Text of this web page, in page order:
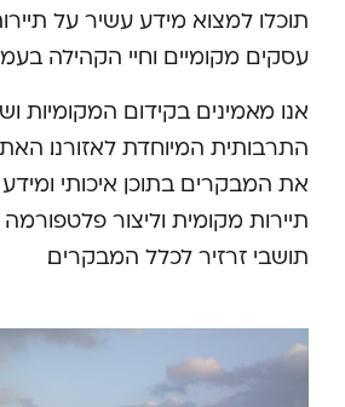
תוכלו למצוא מידע עשיר על
עסקים מקומיים וחיי הקהילה
אנו מאמינים בקידום המקומיות
התרבותית המיוחדת לאזורנו.
את המבקרים בתוכן איכותי
תיירות מקומית וליצור
תושבי זרזיר לכלל המבקרים.